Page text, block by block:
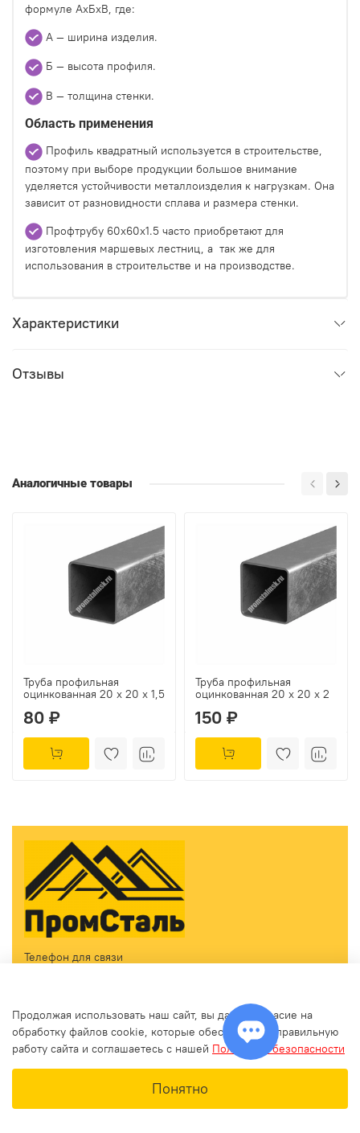
формуле АхБхВ, где:
А — ширина изделия.
Б — высота профиля.
В — толщина стенки.
Область применения
Профиль квадратный используется в строительстве,
поэтому при выборе продукции большое внимание
уделяется устойчивости металлоизделия к нагрузкам. Она
зависит от разновидности сплава и размера стенки.
Профтрубу 60х60х1.5 часто приобретают для
изготовления маршевых лестниц, а так же для
использования в строительстве и на производстве.
Характеристики
Отзывы
Аналогичные товары
Труба профильная
оцинкованная 20 х 20 х 1,5
80 ₽
Труба профильная
оцинкованная 20 х 20 х 2
150 ₽
Телефон для связи
zakaz@promstalmsk.ru
Продолжая использовать наш сайт, вы даете согласие на
обработку файлов cookie, которые обеспечивают правильную
работу сайта и соглашаетесь с нашей Политикой безопасности
Понятно